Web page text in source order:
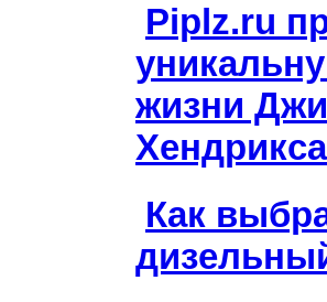
Piplz.ru
жизни
Хендрикса
Как